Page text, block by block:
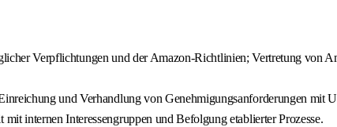
Verpflichtungen und der Amazon-Richtlinien; Vertretung von
und Verhandlung von Genehmigungsanforderungen mit
internen Interessengruppen und Befolgung etablierter Prozesse.